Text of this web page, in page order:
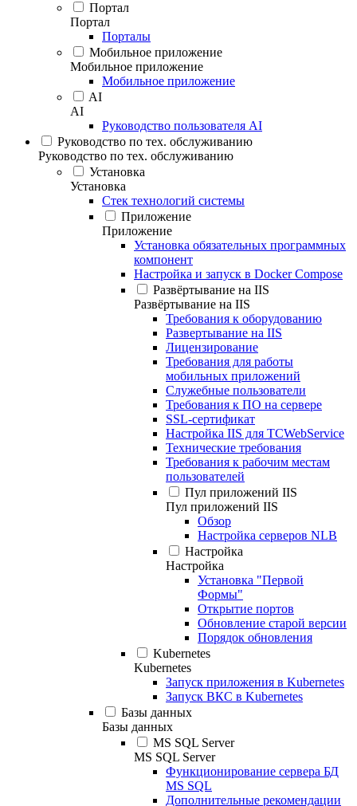
Портал
Портал
Порталы
Мобильное приложение
Мобильное приложение
Мобильное приложение
AI
AI
Руководство пользователя AI
Руководство по тех. обслуживанию
Руководство по тех. обслуживанию
Установка
Установка
Стек технологий системы
Приложение
Приложение
Установка обязательных программных
компонент
Настройка и запуск в Docker Compose
Развёртывание на IIS
Развёртывание на IIS
Требования к оборудованию
Развертывание на IIS
Лицензирование
Требования для работы
мобильных приложений
Служебные пользователи
Требования к ПО на сервере
SSL-сертификат
Настройка IIS для TCWebService
Технические требования
Требования к рабочим местам
пользователей
Пул приложений IIS
Пул приложений IIS
Обзор
Настройка серверов NLB
Настройка
Настройка
Установка "Первой
Формы"
Открытие портов
Обновление старой версии
Порядок обновления
Kubernetes
Kubernetes
Запуск приложения в Kubernetes
Запуск ВКС в Kubernetes
Базы данных
Базы данных
MS SQL Server
MS SQL Server
Функционирование сервера БД
MS SQL
Дополнительные рекомендации